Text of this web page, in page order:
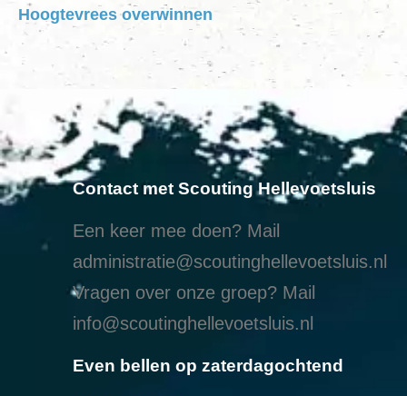
Hoogtevrees overwinnen
Contact met Scouting Hellevoetsluis
Een keer mee doen? Mail
administratie@scoutinghellevoetsluis.nl
Vragen over onze groep? Mail
info@scoutinghellevoetsluis.nl
Even bellen op zaterdagochtend